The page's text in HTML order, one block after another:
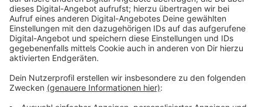
eines Zeugens habe ebenfalls die Zweifel nicht
ausgeräumt, teilt eine Sprecherin des Bonner
Landgerichts mit. Weil die Tat damit nicht zweifelsfrei
nachweisbar war, hat das Bonner Landgericht den
Angeklagten freigesprochen: "In dubio pro reo".
Der Schiedsrichter hatte ein Tor der Euskirchener